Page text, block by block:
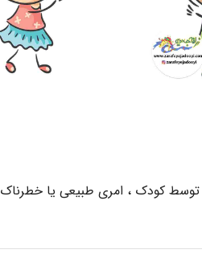
توسط کودک ، امری طبیعی یا خطرناک